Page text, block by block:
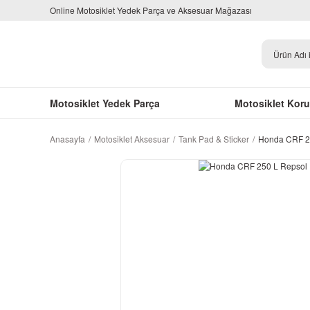
Online Motosiklet Yedek Parça ve Aksesuar Mağazası
Motosiklet Yedek Parça Motosiklet
Anasayfa Motosiklet Aksesuar Tank Pad & Sticker Honda CRF